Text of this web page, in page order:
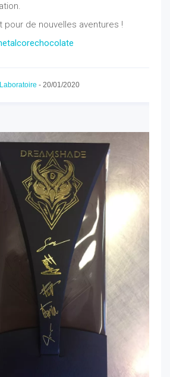
pour de nouvelles aventures !
Laboratoire - 20/01/2020